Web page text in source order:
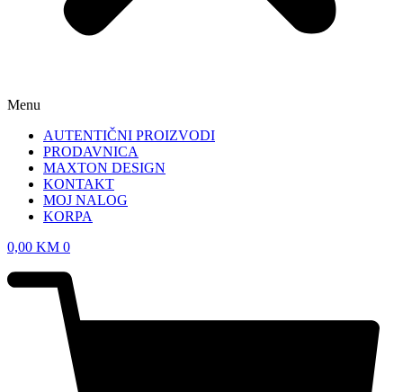
Menu
AUTENTIČNI PROIZVODI
PRODAVNICA
MAXTON DESIGN
KONTAKT
MOJ NALOG
KORPA
0,00 KM 0